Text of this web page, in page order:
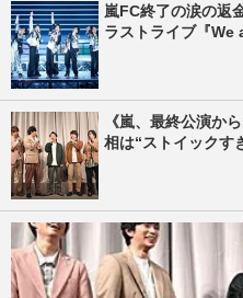
嵐FC終了の涙の返
ラストライブ『We
《嵐、最終公演か
相は“ストイックす